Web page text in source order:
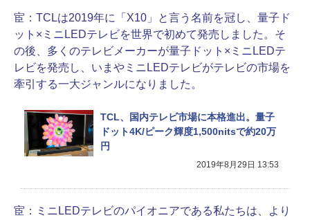
宦： TCLは2019年に「X10」と言う名前を冠し、量子ド
ット×ミニLEDテレビを世界で初めて発売しました。そ
の後、多くのテレビメーカーが量子ドット×ミニLEDテ
レビを発売し、いまやミニLEDテレビがテレビの市場を
牽引する一大ジャンルになりました。
TCL、国内テレビ市場に本格進出。量子
ドット4K/ピーク輝度1,500nitsで約20万
円
2019年8月29日 13:53
宦：
ミニLEDテレビのパイオニアである私たちは、より